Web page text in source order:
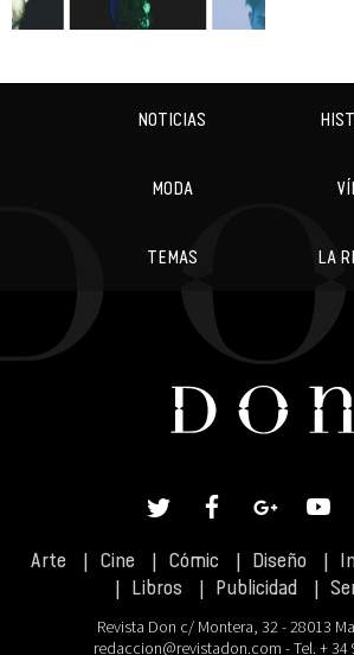
NOTICIAS
MODA
TEMAS LA
Arte Cine Cómic Diseño
Libros
Publicidad
Revista Don c/ Montera, 32 - 28013
redaccion@revistadon.com - Tel. + 34